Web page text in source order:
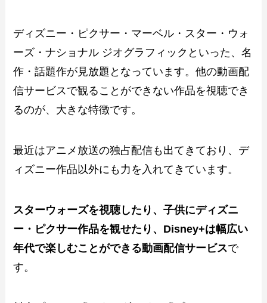
ディズニー・ピクサー・マーベル・スター・ウォ
ーズ・ナショナル ジオグラフィックといった、名
作・話題作が見放題となっています。他の動画配
信サービスで観ることができない作品を視聴でき
るのが、大きな特徴です。
最近はアニメ放送の独占配信も出てきており、デ
ィズニー作品以外にも力を入れてきています。
スターウォーズを視聴したり、子供にディズニ
ー・ピクサー作品を観せたり、Disney+は幅広い
年代で楽しむことができる動画配信サービスで
す。